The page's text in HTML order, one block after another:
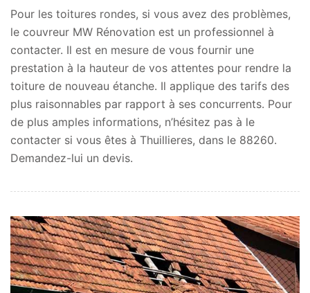
Pour les toitures rondes, si vous avez des problèmes,
le couvreur MW Rénovation est un professionnel à
contacter. Il est en mesure de vous fournir une
prestation à la hauteur de vos attentes pour rendre la
toiture de nouveau étanche. Il applique des tarifs des
plus raisonnables par rapport à ses concurrents. Pour
de plus amples informations, n’hésitez pas à le
contacter si vous êtes à Thuillieres, dans le 88260.
Demandez-lui un devis.